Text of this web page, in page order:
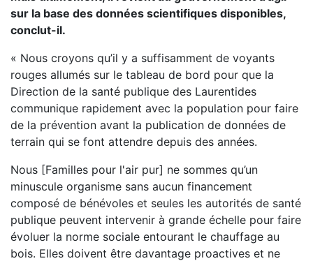
sur la base des données scientifiques disponibles,
conclut-il.
« Nous croyons qu’il y a suffisamment de voyants
rouges allumés sur le tableau de bord pour que la
Direction de la santé publique des Laurentides
communique rapidement avec la population pour faire
de la prévention avant la publication de données de
terrain qui se font attendre depuis des années.
Nous [Familles pour l'air pur] ne sommes qu’un
minuscule organisme sans aucun financement
composé de bénévoles et seules les autorités de santé
publique peuvent intervenir à grande échelle pour faire
évoluer la norme sociale entourant le chauffage au
bois. Elles doivent être davantage proactives et ne